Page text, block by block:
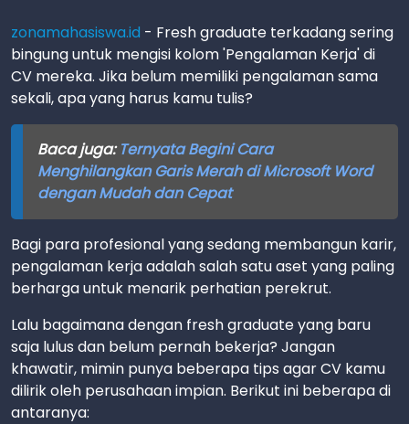
zonamahasiswa.id - Fresh graduate terkadang sering
bingung untuk mengisi kolom 'Pengalaman Kerja' di
CV mereka. Jika belum memiliki pengalaman sama
sekali, apa yang harus kamu tulis?
Baca juga:Ternyata Begini Cara
Menghilangkan Garis Merah di Microsoft Word
dengan Mudah dan Cepat
Bagi para profesional yang sedang membangun karir,
pengalaman kerja adalah salah satu aset yang paling
berharga untuk menarik perhatian perekrut.
Lalu bagaimana dengan fresh graduate yang baru
saja lulus dan belum pernah bekerja? Jangan
khawatir, mimin punya beberapa tips agar CV kamu
dilirik oleh perusahaan impian. Berikut ini beberapa di
antaranya: